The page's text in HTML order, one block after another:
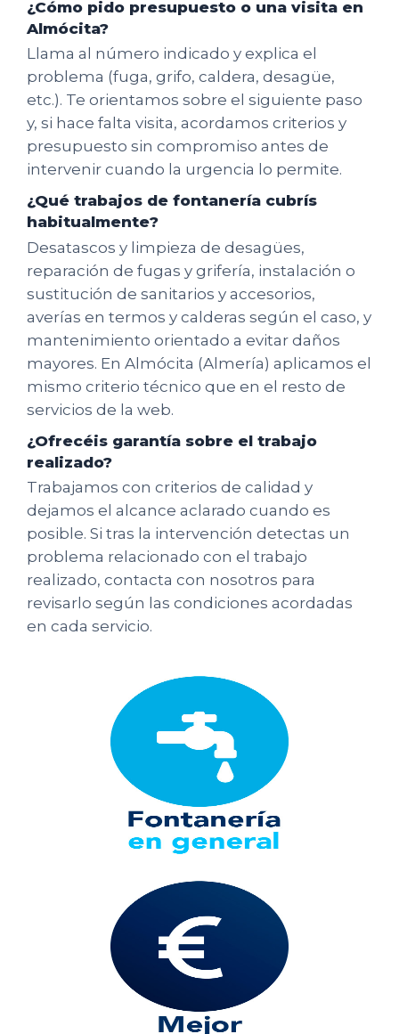
¿Cómo pido presupuesto o una visita en
Almócita?
Llama al número indicado y explica el
problema (fuga, grifo, caldera, desagüe,
etc.). Te orientamos sobre el siguiente paso
y, si hace falta visita, acordamos criterios y
presupuesto sin compromiso antes de
intervenir cuando la urgencia lo permite.
¿Qué trabajos de fontanería cubrís
habitualmente?
Desatascos y limpieza de desagües,
reparación de fugas y grifería, instalación o
sustitución de sanitarios y accesorios,
averías en termos y calderas según el caso, y
mantenimiento orientado a evitar daños
mayores. En Almócita (Almería) aplicamos el
mismo criterio técnico que en el resto de
servicios de la web.
¿Ofrecéis garantía sobre el trabajo
realizado?
Trabajamos con criterios de calidad y
dejamos el alcance aclarado cuando es
posible. Si tras la intervención detectas un
problema relacionado con el trabajo
realizado, contacta con nosotros para
revisarlo según las condiciones acordadas
en cada servicio.